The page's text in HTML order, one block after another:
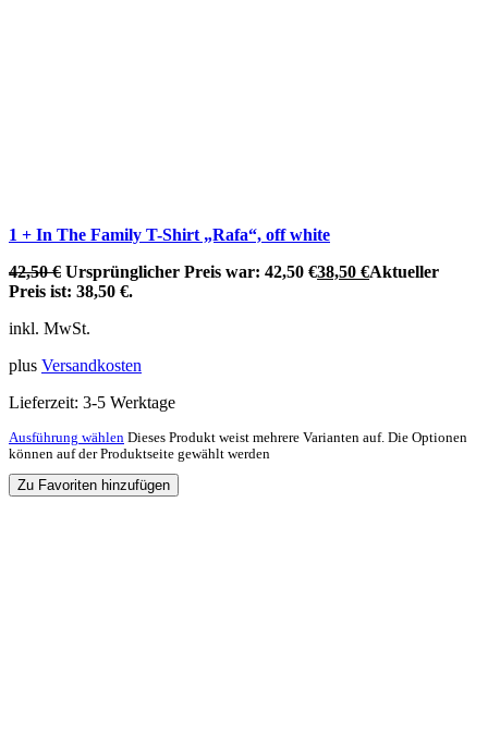
1 + In The Family T-Shirt „Rafa“, off white
42,50€ Ursprünglicher Preis war: 42,50 €38,50 €Aktueller
Preis ist: 38,50 €.
inkl. MwSt.
plus Versandkosten
Lieferzeit: 3-5 Werktage
Ausführung wählen Dieses Produkt weist mehrere Varianten auf. Die Optionen
können auf der Produktseite gewählt werden
Zu Favoriten hinzufügen